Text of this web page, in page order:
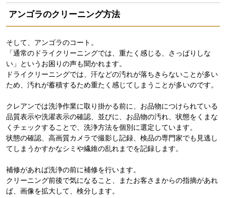
アンゴラのクリーニング方法
そして、アンゴラのコート。
「通常のドライクリーニングでは、重たく感じる、さっぱりしな
い」というお困りの声も聞かれます。
ドライクリーニングでは、汗などの汚れが落ちきらないことが多い
ため、汚れが蓄積するため重たく感じてしまうことが多いのです。
クレアンでは洗浄作業に取り掛かる前に、お品物につけられている
品質表示や洗濯表示の確認、並びに、お品物の汚れ、状態をくまな
くチェックすることで、洗浄方法を個別に選定しています。
状態の確認、高画質カメラで撮影し記録、検品の専門家でも見逃し
てしまうかすかなシミや繊維の乱れまでを記録します。
補修があれば洗浄の前に補修を行います。
クリーニング前後で気になること、またお客さまからの指摘があれ
ば、画像を拡大して、検分します。